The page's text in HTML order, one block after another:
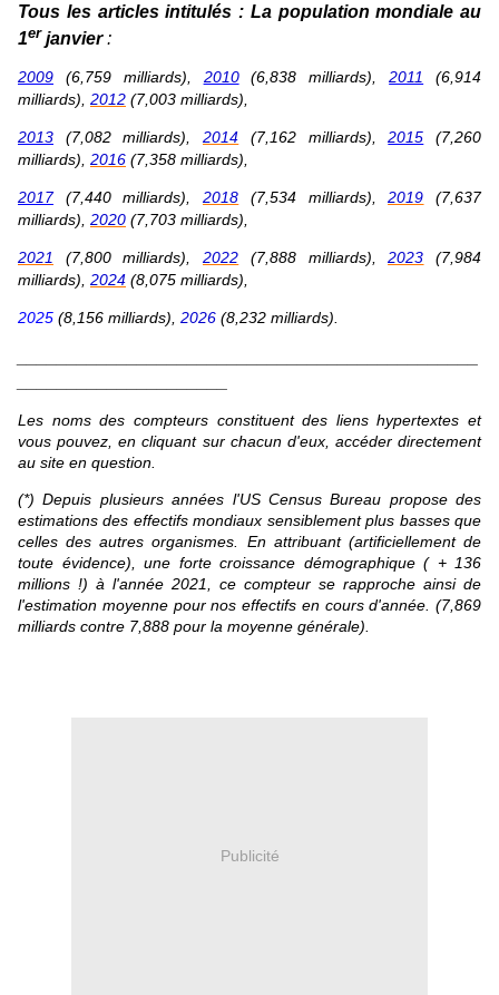
Tous les articles intitulés : La population mondiale au
1erjanvier:
2009 (6,759 milliards), 2010(6,838 milliards),2011
(6,914
milliards), 2012 (7,003 milliards),
2013 (7,082 milliards),2014 (7,162 milliards),2015 (7,260
milliards), 2016 (7,358 milliards),
2017(7,440 milliards),2018 (7,534 milliards),2019 (7,637
milliards), 2020 (7,703 milliards),
2021 (7,800 milliards),2022 (7,888 milliards),2023 (7,984
milliards), 2024 (8,075 milliards),
2025 (8,156 milliards), 2026 (8,232 milliards).
Les noms des compteurs constituent des liens hypertextes et
vous pouvez, en cliquant sur chacun d'eux, accéder directement
au site en question.
(*) Depuis plusieurs années l'US Census Bureau propose des
estimations des effectifs mondiaux sensiblement plus basses que
celles des autres organismes. En attribuant (artificiellement de
toute évidence), une forte croissance démographique ( + 136
millions !) à l'année 2021, ce compteur se rapproche ainsi de
l'estimation moyenne pour nos effectifs en cours d'année. (7,869
milliards contre 7,888 pour la moyenne générale).
Publicité